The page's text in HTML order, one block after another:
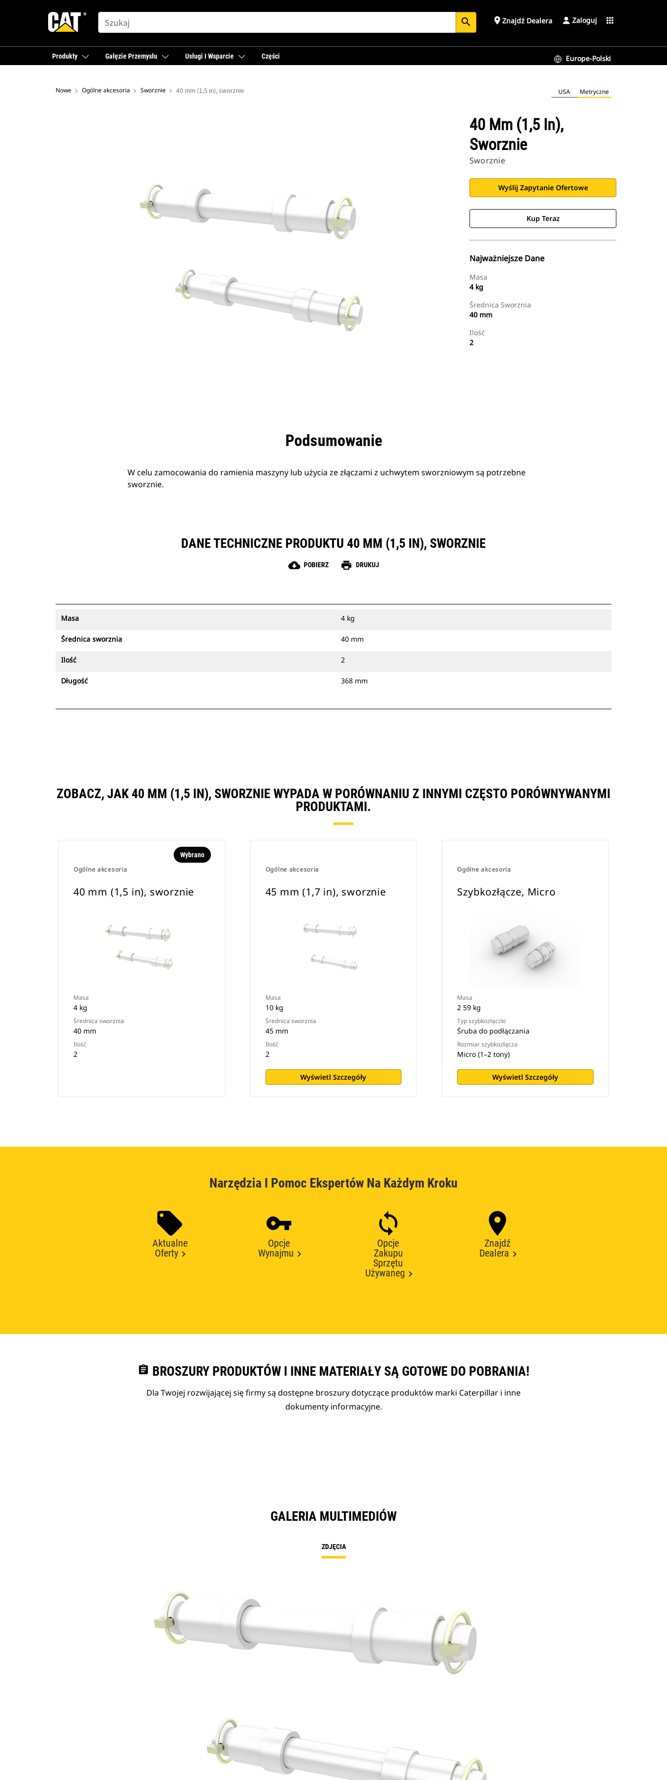
SEARCH search place Znajdź Dealera Zaloguj apps
Produkty Gałęzie Przemysłu Usługi I Wsparcie Części Europe-Polski
Nowe Ogólne akcesoria Sworznie 40 mm (1,5 in), sworznie USA Metryczne
40 Mm (1,5 In),
Sworznie
Sworznie
Wyślij Zapytanie Ofertowe
Kup Teraz
Najważniejsze Dane
Masa
4 kg
Średnica Sworznia
40 mm
Ilość
2
Podsumowanie
W celu zamocowania do ramienia maszyny lub użycia ze złączami z uchwytem sworzniowym są potrzebne
sworznie.
DANE TECHNICZNE PRODUKTU 40 MM (1,5 IN), SWORZNIE
cloud_download POBIERZ print DRUKUJ
Masa 4 kg
Średnica sworznia 40 mm
Ilość 2
Długość 368 mm
ZOBACZ, JAK 40 MM (1,5 IN), SWORZNIE WYPADA W PORÓWNANIU Z INNYMI CZĘSTO PORÓWNYWANYMI
PRODUKTAMI.
Ogólne akcesoria
Wybrano
40 mm (1,5 in), sworznie
Masa
4 kg
Średnica sworznia
40 mm
Ilość
2
Ogólne akcesoria
45 mm (1,7 in), sworznie
Masa
10 kg
Średnica sworznia
45 mm
Ilość
2
Wyświetl Szczegóły
Ogólne akcesoria
Szybkozłącze, Micro
Masa
2 59 kg
Typ szybkozłączki
Śruba do podłączania
Rozmiar szybkozłącza
Micro (1–2 tony)
Wyświetl Szczegóły
Narzędzia I Pomoc Ekspertów Na Każdym Kroku
Aktualne
Oferty
Opcje
Wynajmu
Opcje
Zakupu
Sprzętu
Używaneg
Znajdź
Dealera
assignment BROSZURY PRODUKTÓW I INNE MATERIAŁY SĄ GOTOWE DO POBRANIA!
Dla Twojej rozwijającej się firmy są dostępne broszury dotyczące produktów marki Caterpillar i inne
dokumenty informacyjne.
GALERIA MULTIMEDIÓW
ZDJĘCIA